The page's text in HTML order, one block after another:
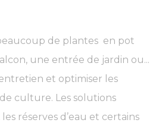
de plantes en pot
une entrée de jardin ou...
et optimiser les
culture. Les solutions
réserves d’eau et certains